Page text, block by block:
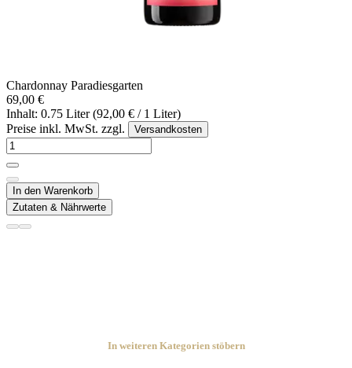
Chardonnay Paradiesgarten
69,00 €
Inhalt: 0.75 Liter (92,00 € / 1 Liter)
Preise inkl. MwSt. zzgl.
Versandkosten
In den Warenkorb
Zutaten & Nährwerte
In weiteren Kategorien stöbern